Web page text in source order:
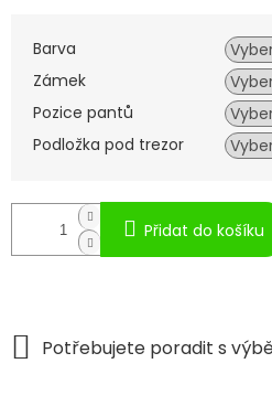
Barva
Zámek
Pozice pantů
Podložka pod trezor
Přidat do košíku